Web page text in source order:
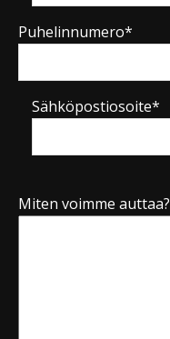
Puhelinnumero*
Sähköpostiosoite*
Miten voimme auttaa?